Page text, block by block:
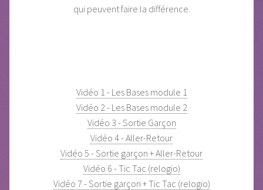
qui peuvent faire la différence.
Vidéo 1 - Les Bases module 1
Vidéo 2 - Les Bases module 2
Vidéo 3 - Sortie Garçon
Vidéo 4 - Aller-Retour
Vidéo 5 - Sortie garçon + Aller-Retour
Vidéo 6 - Tic Tac (relogio)
Vidéo 7 - Sortie garçon + Tic Tac (relogio)